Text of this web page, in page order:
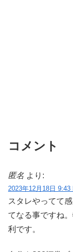
コメント
匿名 より:
2023年12月18日 9:43
スタレやってて
てなる事ですね
利です。